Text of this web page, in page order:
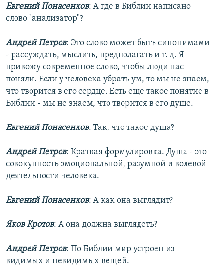
Евгений Понасенков: А где в Библии написано
слово "анализатор"?
Андрей Петров: Это слово может быть синонимами
- рассуждать, мыслить, предполагать и т. д. Я
привожу современное слово, чтобы люди нас
поняли. Если у человека убрать ум, то мы не знаем,
что творится в его сердце. Есть еще такое понятие в
Библии - мы не знаем, что творится в его душе.
Евгений Понасенков: Так, что такое душа?
Андрей Петров: Краткая формулировка. Душа - это
совокупность эмоциональной, разумной и волевой
деятельности человека.
Евгений Понасенков: А как она выглядит?
Яков Кротов: А она должна выглядеть?
Андрей Петров: По Библии мир устроен из
видимых и невидимых вещей.